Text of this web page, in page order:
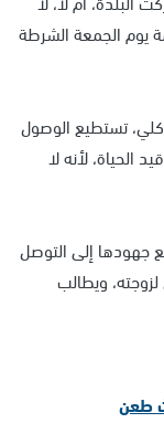
يوم الجمعة الشرطة
تستطيع الوصول
الحياة، لأنه لا
جهودها إلى التوصل
ويطالب
طعن